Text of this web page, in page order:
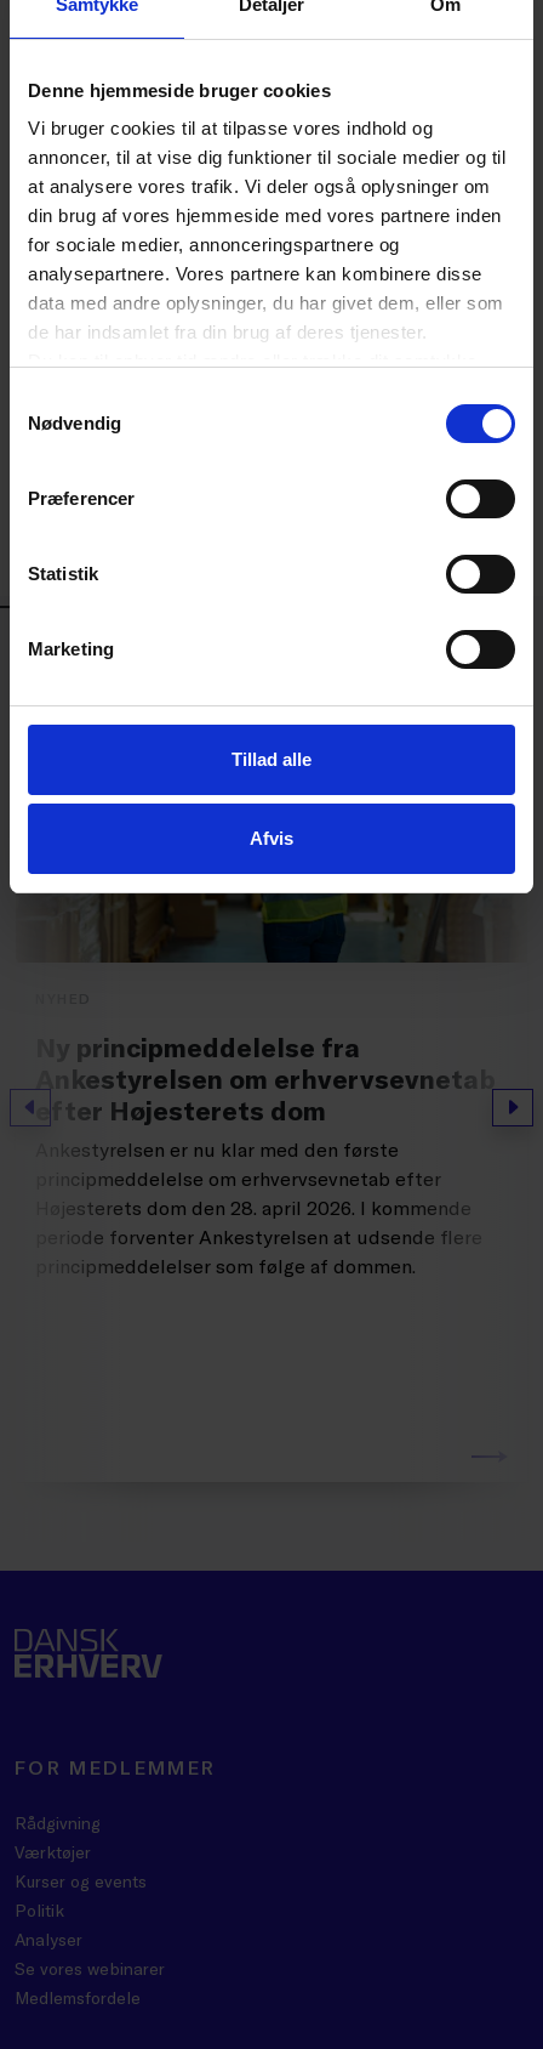
Denne hjemmeside bruger cookies
Vi bruger cookies til at tilpasse vores indhold og
annoncer, til at vise dig funktioner til sociale medier og til
at analysere vores trafik. Vi deler også oplysninger om
din brug af vores hjemmeside med vores partnere inden
for sociale medier, annonceringspartnere og
analysepartnere. Vores partnere kan kombinere disse
data med andre oplysninger, du har givet dem, eller som
de har indsamlet fra din brug af deres tjenester.
hjørne på websitet.
Nødvendig
Præferencer
Statistik
Marketing
Tillad alle
Afvis
af grundbøder, tillægsbøder for alvorlige skader,
omstændigheder samt yderligere bødeforhøjelser
ved gentagelsestilfælde kan skabe uklarhed om,
hvilken straf virksomhederne reelt kan forvente
at få.
Du kan læse DA’s høringssvar til lovforslaget
her - på side 15 og frem.
Lovforslaget er sat på dagsordenen til tredje
vil følge lovgivningsprocessen tæt og orienterer, når
Forrige
Ny principmeddelelse fra
Ankestyrelsen om erhvervsevnetab
efter Højesterets dom
Ankestyrelsen er nu klar med den første
principmeddelelse om erhvervsevnetab efter
Højesterets dom den 28. april 2026. I kommende
periode forventer Ankestyrelsen at udsende flere
principmeddelelser som følge af dommen.
FOR MEDLEMMER
Rådgivning
Værktøjer
Kurser og events
Politik
Analyser
Se vores webinarer
Medlemsfordele